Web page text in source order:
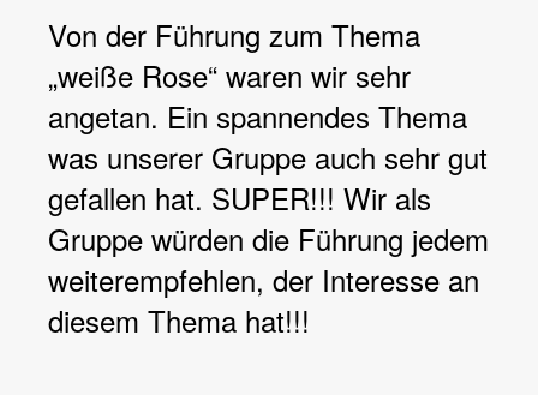
Von der Führung zum Thema
„weiße Rose“ waren wir sehr
angetan. Ein spannendes Thema
was unserer Gruppe auch sehr gut
gefallen hat. SUPER!!! Wir als
Gruppe würden die Führung jedem
weiterempfehlen, der Interesse an
diesem Thema hat!!!